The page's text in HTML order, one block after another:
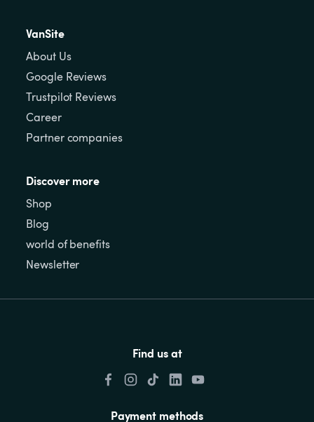
VanSite
About Us
Google Reviews
Trustpilot Reviews
Career
Partner companies
Discover more
Shop
Blog
world of benefits
Newsletter
Find us at
Payment methods